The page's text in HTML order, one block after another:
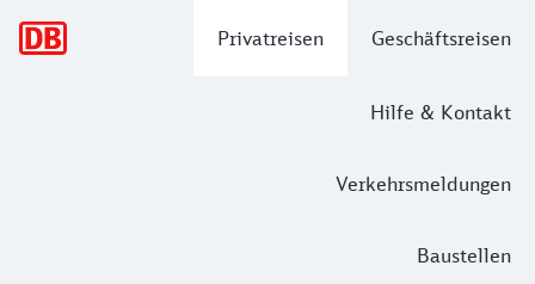
Privatreisen Geschäftsreisen
Hilfe & Kontakt
Verkehrsmeldungen
Baustellen